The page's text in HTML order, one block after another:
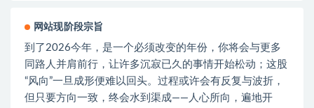
网站现阶段宗旨
到了2026今年，是一个必须改变的年份，你将会与更多
同路人并肩前行，让许多沉寂已久的事情开始松动；这股
“风向”一旦成形便难以回头。过程或许会有反复与波折，
但只要方向一致，终会水到渠成——人心所向，遍地开